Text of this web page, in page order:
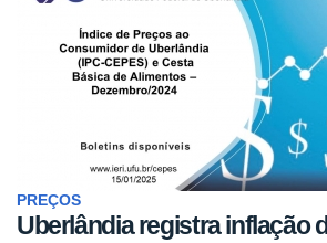
PREÇOS
Uberlândia registra inflação